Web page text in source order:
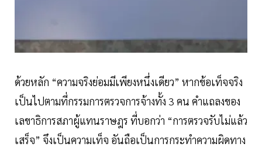
ด้วยหลัก “ความจริงย่อมมีเพียงหนึ่งเดียว” หากข้อเท็จจริง
เป็นไปตามที่กรรมการตรวจการจ้างทั้ง 3 คน คำแถลงของ
เลขาธิการสภาผู้แทนราษฎร ที่บอกว่า “การตรวจรับไม่แล้ว
เสร็จ” จึงเป็นความเท็จ อันถือเป็นการกระทำความผิดทาง